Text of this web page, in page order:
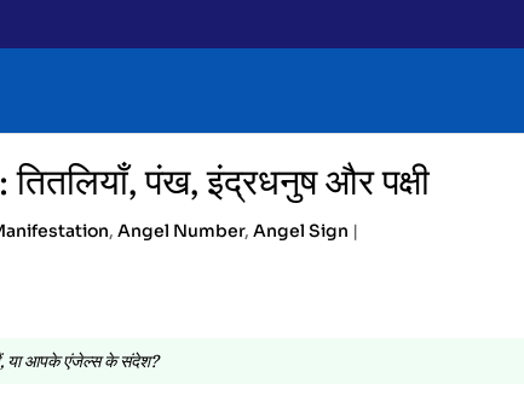
पंख, इंद्रधनुष और पक्षी
, Angel Number, Angel Sign |
हैं, या आपके एंजेल्स के संदेश?